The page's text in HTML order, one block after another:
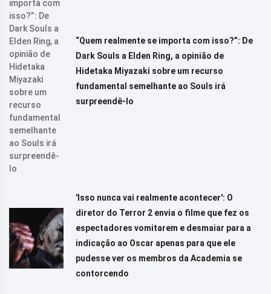
“Quem realmente se importa com isso?”: De
Dark Souls a Elden Ring, a opinião de
Hidetaka Miyazaki sobre um recurso
fundamental semelhante ao Souls irá
surpreendê-lo
'Isso nunca vai realmente acontecer': O
diretor do Terror 2 envia o filme que fez os
espectadores vomitarem e desmaiar para a
indicação ao Oscar apenas para que ele
pudesse ver os membros da Academia se
contorcendo